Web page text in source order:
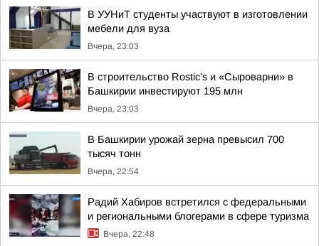
В УУНиТ студенты участвуют в изготовлении
мебели для вуза
Вчера, 23:03
В строительство Rostic’s и «Сыроварни» в
Башкирии инвестируют 195 млн
Вчера, 23:03
В Башкирии урожай зерна превысил 700
тысяч тонн
Вчера, 22:54
Радий Хабиров встретился с федеральными
и региональными блогерами в сфере туризма
Вчера, 22:48